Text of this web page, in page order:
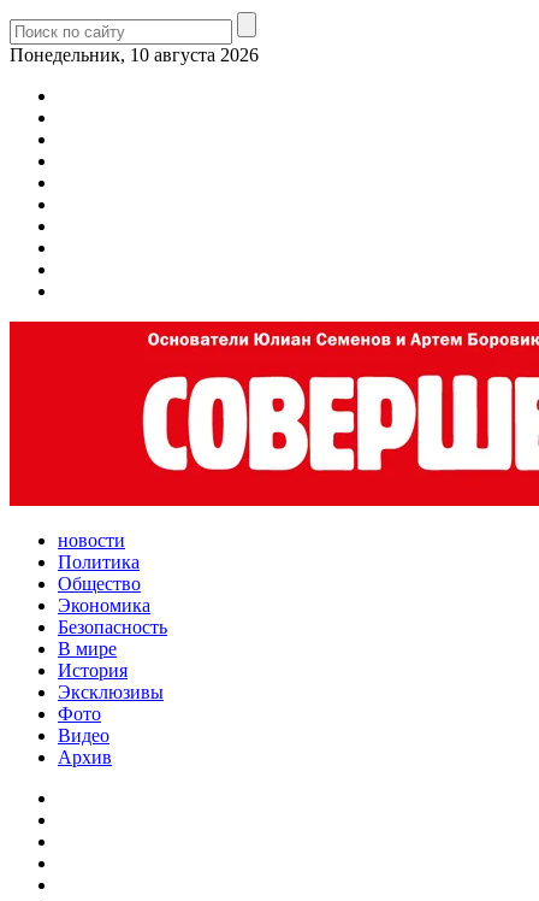
Понедельник, 10 августа 2026
новости
Политика
Общество
Экономика
Безопасность
В мире
История
Эксклюзивы
Фото
Видео
Архив